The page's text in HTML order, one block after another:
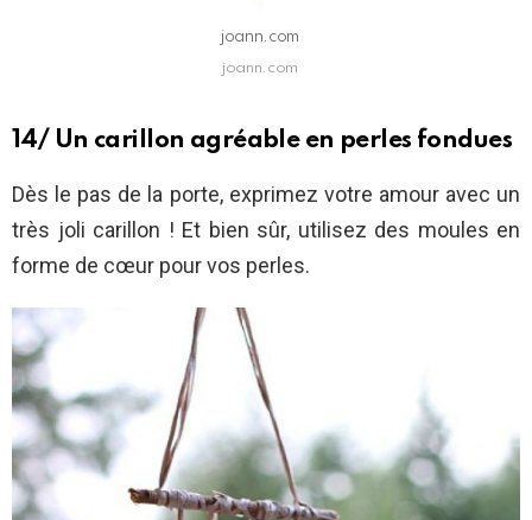
joann.com
joann.com
14/ Un carillon agréable en perles fondues
Dès le pas de la porte, exprimez votre amour avec un
très joli carillon ! Et bien sûr, utilisez des moules en
forme de cœur pour vos perles.